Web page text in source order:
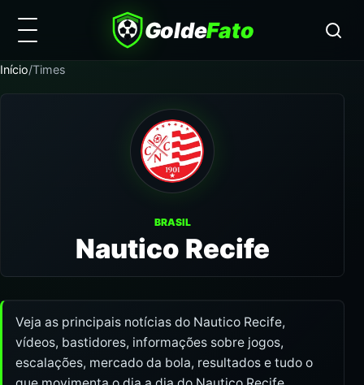
GoldeFato
Início/Times
BRASIL
Nautico Recife
Veja as principais notícias do Nautico Recife,
vídeos, bastidores, informações sobre jogos,
escalações, mercado da bola, resultados e tudo o